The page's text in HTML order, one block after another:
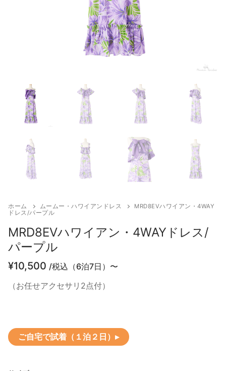
来店レンタル
検
索:
ホーム ムームー・ハワイアンドレス
MRD8EVハワイアン・4WAY
ドレス/パープル
MRD8EVハワイアン・4WAYドレス/
パープル
¥10,500 /税込（6泊7日）〜
（お任せアクセサリ2点付）
ご自宅で試着（１泊２日）▸